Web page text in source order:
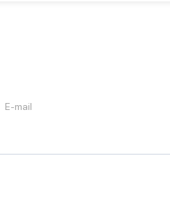
E-mail